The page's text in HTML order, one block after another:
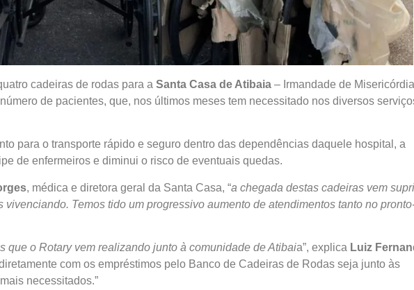
cadeiras de rodas para a Santa Casa de Atibaia – Irmandade de
de pacientes, que, nos últimos meses tem necessitado nos diversos
para o transporte rápido e seguro dentro das dependências daquele hospital, a
de enfermeiros e diminui o risco de eventuais quedas.
, médica e diretora geral da Santa Casa, “a chegada destas cadeiras vem
Temos tido um progressivo aumento de atendimentos tanto no
que o Rotary vem realizando junto à comunidade de Atibaia”, explica Luiz
com os empréstimos pelo Banco de Cadeiras de Rodas seja junto às
necessitados.”